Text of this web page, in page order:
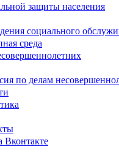
защиты населения
социального
среда
по делам
Вконтакте